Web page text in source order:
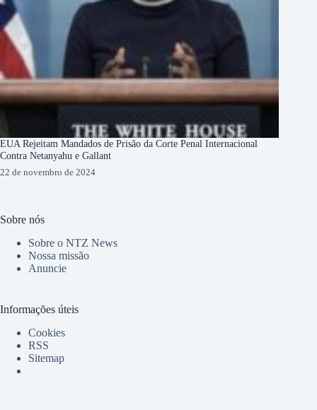
EUA Rejeitam Mandados de Prisão da Corte Penal Internacional
Contra Netanyahu e Gallant
22 de novembro de 2024
Sobre nós
Sobre o NTZ News
Nossa missão
Anuncie
Informações úteis
Cookies
RSS
Sitemap